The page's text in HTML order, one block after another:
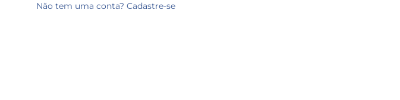
Não tem uma conta? Cadastre-se